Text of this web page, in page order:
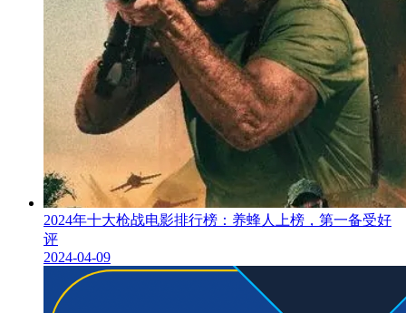
2024年十大枪战电影排行榜：养蜂人上榜，第一备受好
评
2024-04-09